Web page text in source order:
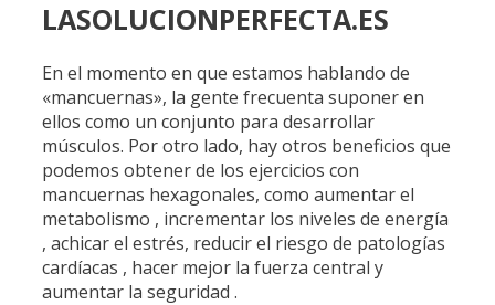
LASOLUCIONPERFECTA.ES
En el momento en que estamos hablando de
«mancuernas», la gente frecuenta suponer en
ellos como un conjunto para desarrollar
músculos. Por otro lado, hay otros beneficios que
podemos obtener de los ejercicios con
mancuernas hexagonales, como aumentar el
metabolismo , incrementar los niveles de energía
, achicar el estrés, reducir el riesgo de patologías
cardíacas , hacer mejor la fuerza central y
aumentar la seguridad .